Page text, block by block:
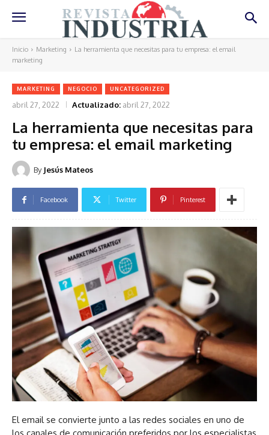
Inicio Marketing
La herramienta que necesitas para tu empresa: el email
marketing
MARKETING NEGOCIO UNCATEGORIZED
abril 27, 2022 Actualizado: abril 27, 2022
La herramienta que necesitas para
tu empresa: el email marketing
By Jesús Mateos
Facebook Twitter Pinterest
El email se convierte junto a las redes sociales en uno de
los canales de comunicación preferidos por los especialistas